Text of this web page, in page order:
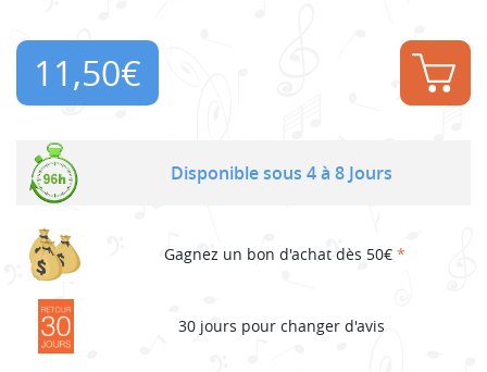
11,50€
Disponible sous 4 à 8 Jours
Gagnez un bon d'achat dès 50€ *
30 jours pour changer d'avis